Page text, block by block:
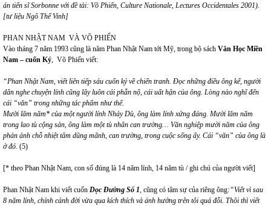
án tiến sĩ Sorbonne với đề tài: Võ Phiến, Culture Nationale, Lectures Occidentales 2001).
[tư liệu Ngô Thế Vinh]
PHAN NHẬT NAM VÀ VÕ PHIẾN
Vào tháng 7 năm 1993 cũng là năm Phan Nhật Nam tới Mỹ, trong bộ sách Văn Học Miền
Nam – cuốn Ký, Võ Phiến viết:
“Phan Nhật Nam, viết liên tiếp sáu cuốn ký về chiến tranh. Đọc những điều ông kể, người
dân nghe chuyện lính cũng lây luôn cái phẫn nộ, cái uất hận của ông. Lòng nào nghĩ đến
cái “văn” trong những tác phẩm như thế.
Mười lăm năm* của một người lính Nhảy Dù, ông làm lính xứng đáng. Mười lăm năm
trong lao tù cộng sản, ông làm một tù nhân can trường… Văn nghiệp mười năm của ông
phản ảnh chỗ nhiệt tâm dũng mãnh, can trường, trong cuộc sống ấy. Cái “văn” của ông là
ở đó. (5)
[* theo Phan Nhật Nam, con số đúng là 14 năm lính, 14 năm tù / ghi chú của người viết]
Phan Nhật Nam khi viết cuốn Dọc Đường Số 1, cũng có tâm sự của riêng ông:“Viết vì sau
8 năm lính, chính cảnh đời vừa qua kích thích và ảnh hưởng trên tôi quá đỗi. Thôi thì viết